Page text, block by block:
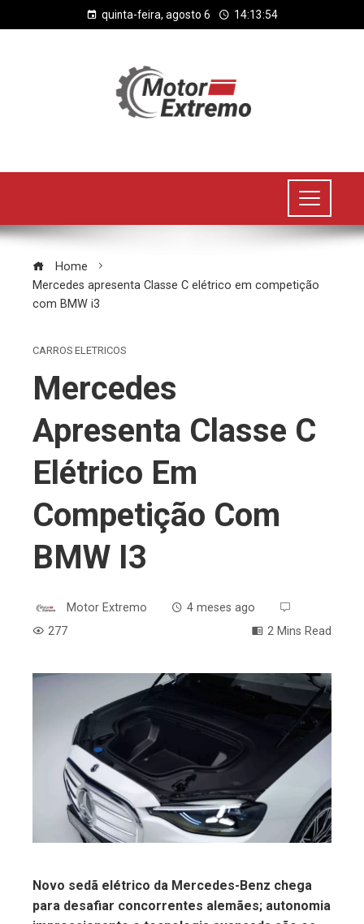
quinta-feira, agosto 6 14:13:55
Home
Mercedes apresenta Classe C elétrico em competição
com BMW i3
CARROS ELETRICOS
Mercedes
Apresenta Classe C
Elétrico Em
Competição Com
BMW I3
Motor Extremo
4 meses ago
277
2 Mins Read
Novo sedã elétrico da Mercedes-Benz chega
para desafiar concorrentes alemães; autonomia